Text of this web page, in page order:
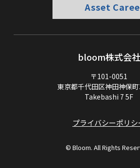
bloom株式会社
〒101-0051
東京都千代田区神田神保
Takebashi 7 5F
プライバシーポリシ
© Bloom. All Rights
Asset